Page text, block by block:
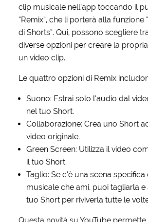
clip musicale nell’app toccando il
“Remix”, che li porterà alla
di Shorts”. Qui, possono scegliere
diverse opzioni per creare la
un video clip.
Le quattro opzioni di Remix
Suono: Estrai solo l’audio dal
nel tuo Short.
Collaborazione: Crea uno Short
video originale.
Green Screen: Utilizza il video
il tuo Short.
Taglio: Se c’è una scena
musicale che ami, puoi tagliarla
tuo Short per riviverla tutte le